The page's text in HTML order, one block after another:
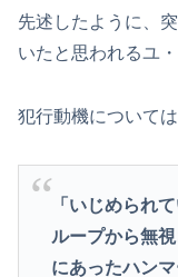
先述したように、
いたと思われるユ
犯行動機について
「いじめられ
ループから無
にあったハンマ